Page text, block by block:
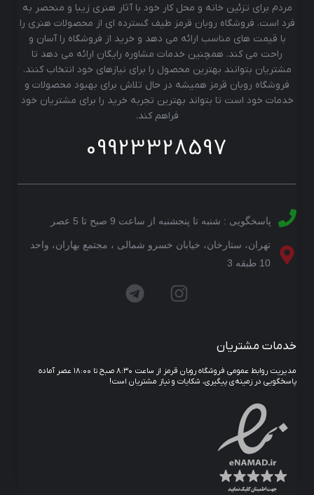
مردم برای تزئین خانه و محل کار خود با آثار هنری زیبا و منحصر به
فرد است. فروشگاه روبان قرمز طیف گسترده ای از محصولات هنری را
با قیمت های مناسب ارائه می دهد و خرید از فروشگاه را آسان و
راحت می کند. همچنین خدمات مشاوره رایگان ارائه می دهد تا
مشتریان بتوانند بهترین محصول را برای نیازهای خود انتخاب کنند.
فروشگاه روبان قرمز همیشه در حال تلاش برای بهبود محصولات و
خدمات خود است تا بتواند بهترین تجربه خرید را برای مشتریان خود
فراهم کند.
09923328597
پاسخگویی : شنبه تا پنجشنبه از ساعت 9 صبح تا 5 عصر
تهران، ستارخان، خیابان خسرو شمالی ، مجتمع بهاران، واحد
10 طبقه 3
خدمات مشتریان
مدیریت روابط عمومی فروشگاه روبان قرمز از ساعت ۸:۳۰ صبح تا ۱۸:۰۰ عصر آماده
پاسخگویی در زمینه‌ی پیگیری، شکایات و نیاز مشتریان است!